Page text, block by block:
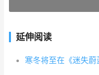
延伸阅读